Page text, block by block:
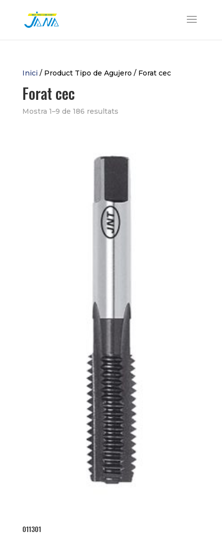
Inici / Product Tipo de Agujero / Forat cec
Forat cec
Mostra 1–9 de 186 resultats
011301